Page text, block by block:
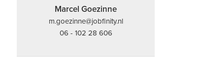
Marcel Goezinne
m.goezinne@jobfinity.nl
06 - 102 28 606